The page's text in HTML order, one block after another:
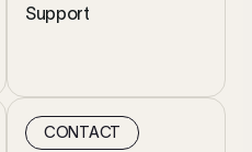
Support
CONTACT